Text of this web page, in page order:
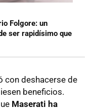
Folgore: un
ser rapidísimo que
con deshacerse de
beneficios.
Maserati ha